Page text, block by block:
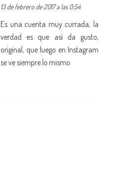
13 de febrero de 2017 a las 0:54
Es una cuenta muy currada, la
verdad es que así da gusto,
original, que luego en Instagram
se ve siempre lo mismo